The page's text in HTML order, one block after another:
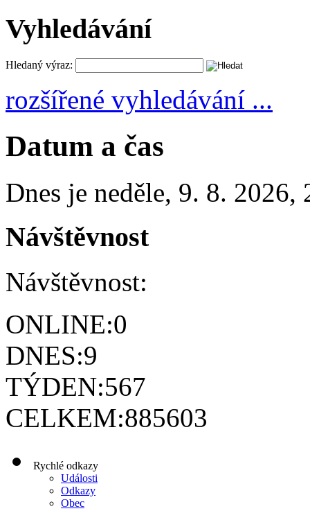
Vyhledávání
Hledaný výraz:
rozšířené vyhledávání ...
Datum a čas
Dnes je neděle, 9. 8. 2026,
Návštěvnost
Návštěvnost:
ONLINE:0
DNES:9
TÝDEN:567
CELKEM:885603
Rychlé odkazy
Události
Odkazy
Obec